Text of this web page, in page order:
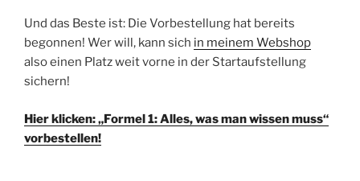
Und das Beste ist: Die Vorbestellung hat bereits
begonnen! Wer will, kann sich in meinem Webshop
also einen Platz weit vorne in der Startaufstellung
sichern!
Hier klicken: „Formel 1: Alles, was man wissen muss“
vorbestellen!